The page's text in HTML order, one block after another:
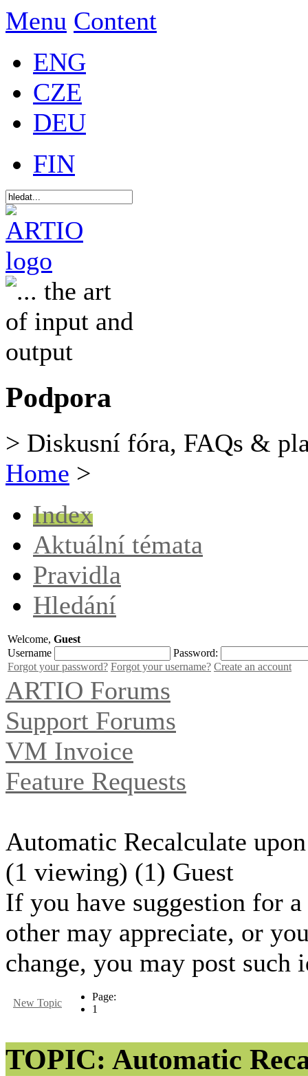
Menu Content
ENG
CZE
DEU
FIN
Podpora
> Diskusní fóra, FAQs &
Home >
Index
Aktuální témata
Pravidla
Hledání
Welcome, Guest
Username
Password:
Forgot your password? Forgot your username? Create an account
ARTIO Forums
Support Forums
VM Invoice
Feature Requests
Automatic Recalculate
(1 viewing) (1) Guest
If you have suggestion for
other may appreciate, or
change, you may post such
New Topic
Page:
1
TOPIC: Automatic